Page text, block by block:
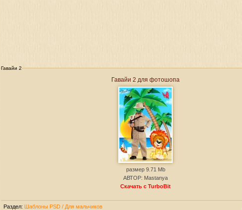
Гавайи 2
Гавайи 2 для фотошопа
размер 9.71 Mb
АВТОР: Мastanya
Скачать с TurboBit
Раздел: Шаблоны PSD / Для мальчиков